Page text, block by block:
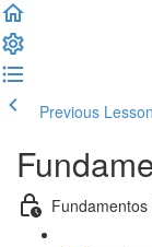
Previous Lesson